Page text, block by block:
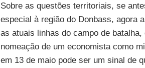
Sobre as questões territoriais, se
especial à região do Donbass, agora
as atuais linhas do campo de
nomeação de um economista como
em 13 de maio pode ser um sinal de